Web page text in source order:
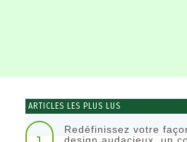
ARTICLES LES PLUS LUS
Redéfinissez votre